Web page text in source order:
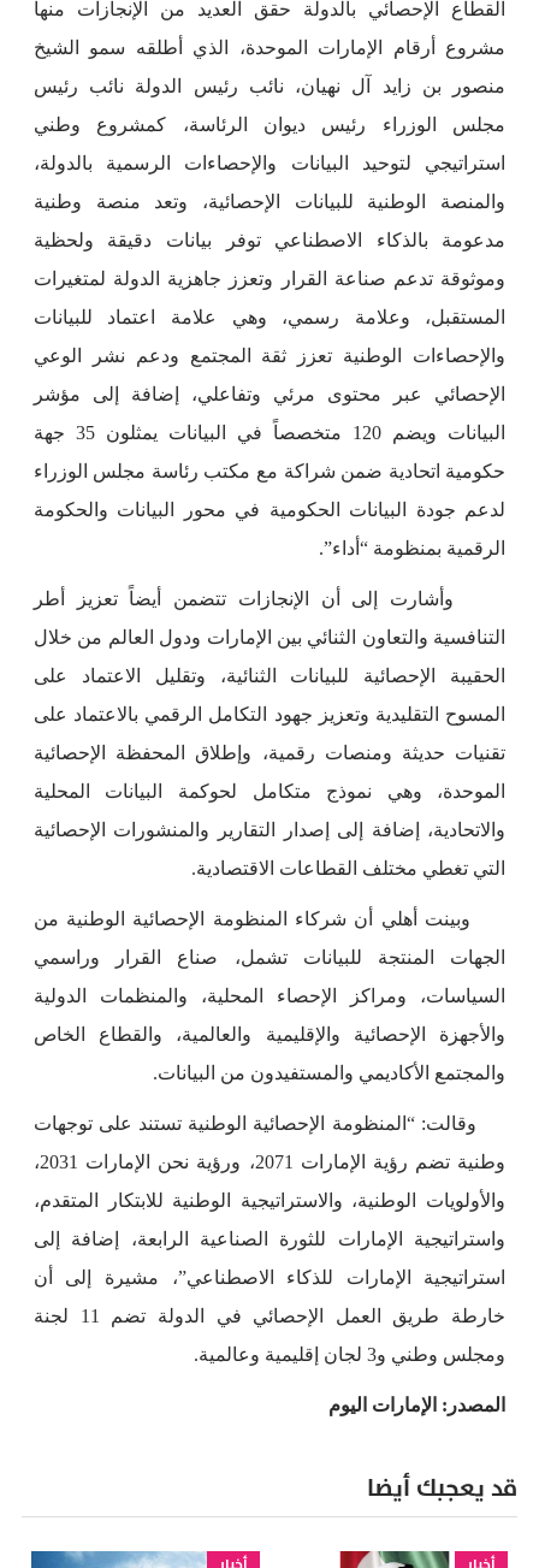
القطاع الإحصائي بالدولة حقق العديد من الإنجازات منها
مشروع أرقام الإمارات الموحدة، الذي أطلقه سمو الشيخ
منصور بن زايد آل نهيان، نائب رئيس الدولة نائب رئيس
مجلس الوزراء رئيس ديوان الرئاسة، كمشروع وطني
استراتيجي لتوحيد البيانات والإحصاءات الرسمية بالدولة،
والمنصة الوطنية للبيانات الإحصائية، وتعد منصة وطنية
مدعومة بالذكاء الاصطناعي توفر بيانات دقيقة ولحظية
وموثوقة تدعم صناعة القرار وتعزز جاهزية الدولة لمتغيرات
المستقبل، وعلامة رسمي، وهي علامة اعتماد للبيانات
والإحصاءات الوطنية تعزز ثقة المجتمع ودعم نشر الوعي
الإحصائي عبر محتوى مرئي وتفاعلي، إضافة إلى مؤشر
البيانات ويضم 120 متخصصاً في البيانات يمثلون 35 جهة
حكومية اتحادية ضمن شراكة مع مكتب رئاسة مجلس الوزراء
لدعم جودة البيانات الحكومية في محور البيانات والحكومة
الرقمية بمنظومة “أداء”.
وأشارت إلى أن الإنجازات تتضمن أيضاً تعزيز أطر
التنافسية والتعاون الثنائي بين الإمارات ودول العالم من خلال
الحقيبة الإحصائية للبيانات الثنائية، وتقليل الاعتماد على
المسوح التقليدية وتعزيز جهود التكامل الرقمي بالاعتماد على
تقنيات حديثة ومنصات رقمية، وإطلاق المحفظة الإحصائية
الموحدة، وهي نموذج متكامل لحوكمة البيانات المحلية
والاتحادية، إضافة إلى إصدار التقارير والمنشورات الإحصائية
التي تغطي مختلف القطاعات الاقتصادية.
وبينت أهلي أن شركاء المنظومة الإحصائية الوطنية من
الجهات المنتجة للبيانات تشمل، صناع القرار وراسمي
السياسات، ومراكز الإحصاء المحلية، والمنظمات الدولية
والأجهزة الإحصائية والإقليمية والعالمية، والقطاع الخاص
والمجتمع الأكاديمي والمستفيدون من البيانات.
وقالت: “المنظومة الإحصائية الوطنية تستند على توجهات
وطنية تضم رؤية الإمارات 2071، ورؤية نحن الإمارات 2031،
والأولويات الوطنية، والاستراتيجية الوطنية للابتكار المتقدم،
واستراتيجية الإمارات للثورة الصناعية الرابعة، إضافة إلى
استراتيجية الإمارات للذكاء الاصطناعي”، مشيرة إلى أن
خارطة طريق العمل الإحصائي في الدولة تضم 11 لجنة
ومجلس وطني و3 لجان إقليمية وعالمية.
المصدر: الإمارات اليوم
قد يعجبك أيضا